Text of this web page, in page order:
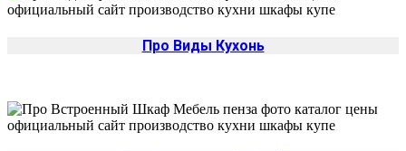
Про Виды Кухонь